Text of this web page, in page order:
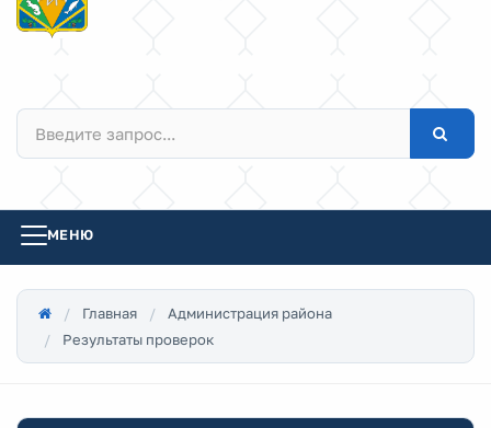
МЕНЮ
Главная
Администрация района
Результаты проверок